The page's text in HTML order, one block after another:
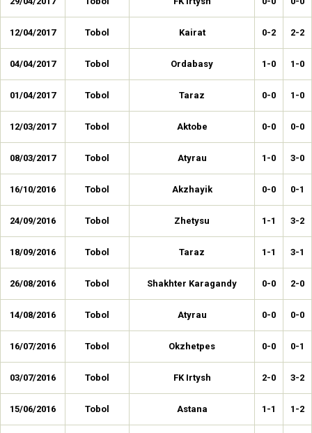
12/04/2017 Tobol Kairat 0-2 2-2
04/04/2017 Tobol Ordabasy 1-0 1-0
01/04/2017 Tobol Taraz 0-0 1-0
12/03/2017 Tobol Aktobe 0-0 0-0
08/03/2017 Tobol Atyrau 1-0 3-0
16/10/2016 Tobol Akzhayik 0-0 0-1
24/09/2016 Tobol Zhetysu 1-1 3-2
18/09/2016 Tobol Taraz 1-1 3-1
26/08/2016 Tobol Shakhter Karagandy 0-0 2-0
14/08/2016 Tobol Atyrau 0-0 0-0
16/07/2016 Tobol Okzhetpes 0-0 0-1
03/07/2016 Tobol FK Irtysh 2-0 3-2
15/06/2016 Tobol Astana 1-1 1-2